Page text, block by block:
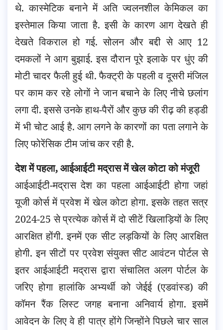
थे. कास्मेटिक बनाने में अति ज्वलनशील केमिकल का
इस्तेमाल किया जाता है. इसी के कारण आग देखते ही
देखते विकराल हो गई. सोलन और बद्दी से आए 12
दमकलों ने आग बुझाई. इस दौरान पूरे इलाके पर धुंए की
मोटी चादर फैली हुई थी. फैक्ट्री के पहली व दूसरी मंजिल
पर काम कर रहे लोगों ने जान बचाने के लिए नीचे छलांग
लगा दी. इससे उनके हाथ-पैरों और कुछ की रीढ़ की हड्डी
में भी चोट आई है. आग लगने के कारणों का पता लगाने के
लिए फोरेंसिक टीम जांच कर रही है.
देश में पहला, आईआईटी मद्रास में खेल कोटा को मंजूरी
आईआईटी-मद्रास देश का पहला आईआईटी होगा जहां
यूजी कोर्स में प्रवेश में खेल कोटा होगा. इसके तहत सत्र
2024-25 से प्रत्येक कोर्स में दो सीटें खिलाड़ियों के लिए
आरक्षित होंगी. इनमें एक सीट लड़कियों के लिए आरक्षित
होगी. इन सीटों पर प्रवेश संयुक्त सीट आवंटन पोर्टल से
इतर आईआईटी मद्रास द्वारा संचालित अलग पोर्टल के
जरिए होगा हालांकि अभ्यर्थी को जेईई (एडवांस्ड) की
कॉमन रैंक लिस्ट जगह बनाना अनिवार्य होगा. इसमें
आवेदन के लिए वे ही पात्र होंगे जिन्होंने पिछले चार साल